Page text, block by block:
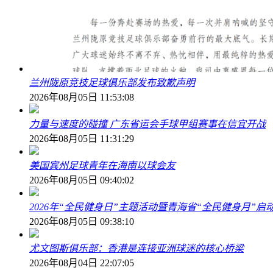
兰州陇原竞技足球俱乐部发布致歉声明
2026年08月05日 11:53:08
力量与速度的碰撞 广东省运会手球甲组赛事在信宜开战
2026年08月05日 11:31:29
美国宾州足球青年在海南以球会友
2026年08月05日 09:40:02
2026年“全民健身日”主题活动暨青海省“全民健身月”启
2026年08月05日 09:38:10
尤文图斯俱乐部：香港是连接亚洲球迷的核心桥梁
2026年08月04日 22:07:05